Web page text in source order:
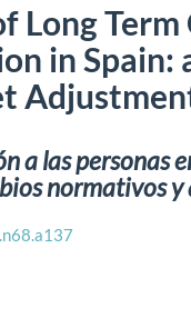
Long Term
in Spain:
a las personas
normativos